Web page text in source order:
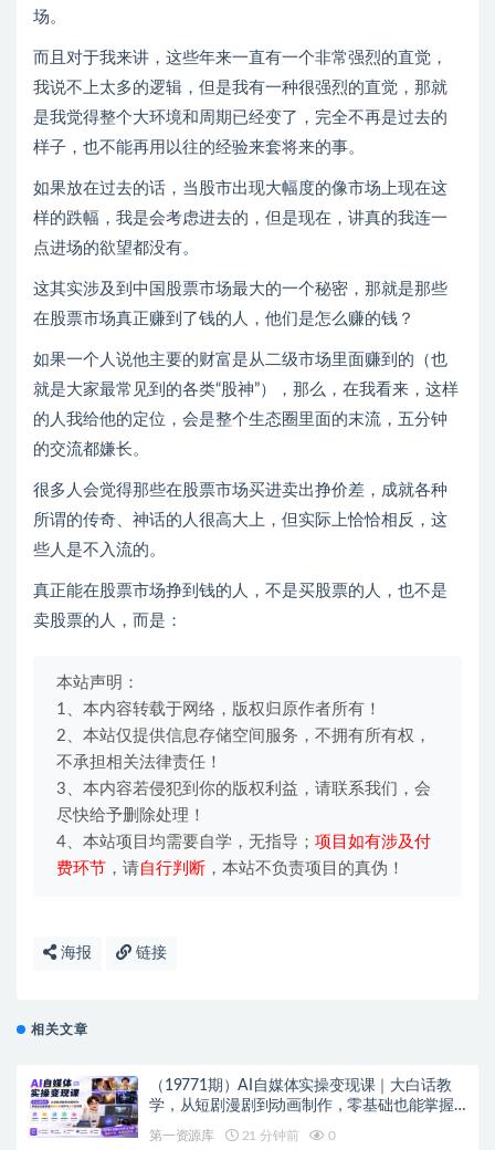
场。
而且对于我来讲，这些年来一直有一个非常强烈的直觉，
我说不上太多的逻辑，但是我有一种很强烈的直觉，那就
是我觉得整个大环境和周期已经变了，完全不再是过去的
样子，也不能再用以往的经验来套将来的事。
如果放在过去的话，当股市出现大幅度的像市场上现在这
样的跌幅，我是会考虑进去的，但是现在，讲真的我连一
点进场的欲望都没有。
这其实涉及到中国股票市场最大的一个秘密，那就是那些
在股票市场真正赚到了钱的人，他们是怎么赚的钱？
如果一个人说他主要的财富是从二级市场里面赚到的（也
就是大家最常见到的各类“股神”），那么，在我看来，这样
的人我给他的定位，会是整个生态圈里面的末流，五分钟
的交流都嫌长。
很多人会觉得那些在股票市场买进卖出挣价差，成就各种
所谓的传奇、神话的人很高大上，但实际上恰恰相反，这
些人是不入流的。
真正能在股票市场挣到钱的人，不是买股票的人，也不是
卖股票的人，而是：
本站声明：
1、本内容转载于网络，版权归原作者所有！
2、本站仅提供信息存储空间服务，不拥有所有权，
不承担相关法律责任！
3、本内容若侵犯到你的版权利益，请联系我们，会
尽快给予删除处理！
4、本站项目均需要自学，无指导； 项目如有涉及付
费环节 ，请自行判断 ，本站不负责项目的真伪！
海报 链接
相关文章
（19771期）AI自媒体实操变现课｜大白话教
学，从短剧漫剧到动画制作，零基础也能掌握
第一资源库 21 分钟前 0